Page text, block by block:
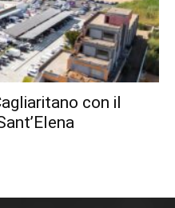
con il